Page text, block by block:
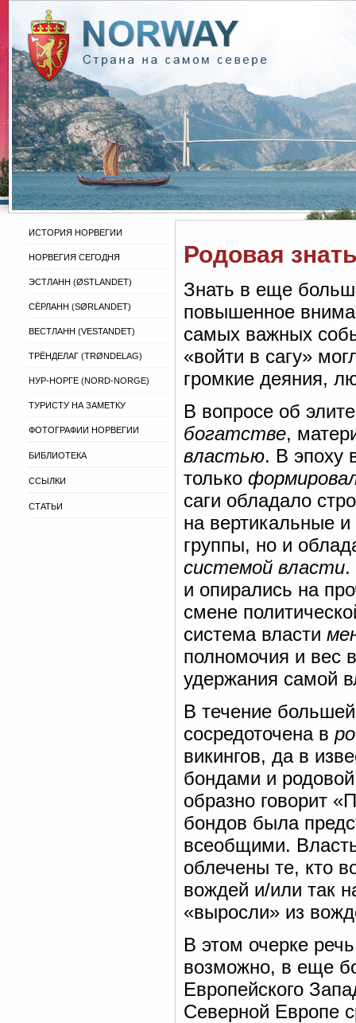
ИСТОРИЯ НОРВЕГИИ
НОРВЕГИЯ СЕГОДНЯ
ЭСТЛАНН (ØSTLANDET)
СЁРЛАНН (SØRLANDET)
ВЕСТЛАНН (VESTANDET)
ТРЁНДЕЛАГ (TRØNDELAG)
НУР-НОРГЕ (NORD-NORGE)
ТУРИСТУ НА ЗАМЕТКУ
ФОТОГРАФИИ НОРВЕГИИ
БИБЛИОТЕКА
ССЫЛКИ
СТАТЬИ
Родовая
Знать в еще
повышенное
самых важных
«войти в сагу»
громкие деяния,
В вопросе об
богатстве,
властью. В эпоху
только
саги обладало
на вертикальные
группы, но и
системой власти.
и опирались на
смене
система власти
полномочия и вес
удержания самой
В течение
сосредоточена в
викингов, да в
бондами и
образно говорит
бондов была
всеобщими.
облечены те, кто
вождей и/или так
«выросли» из
В этом очерке
возможно, в еще
Европейского
Северной Европе